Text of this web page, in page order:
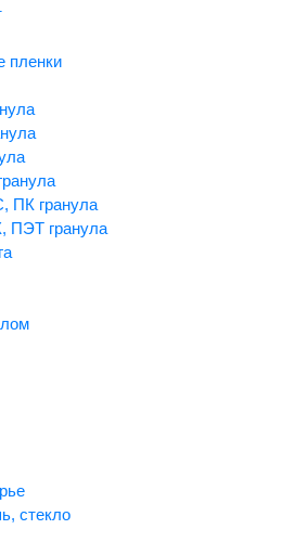
пленки
ПК гранула
ПЭТ гранула
стекло